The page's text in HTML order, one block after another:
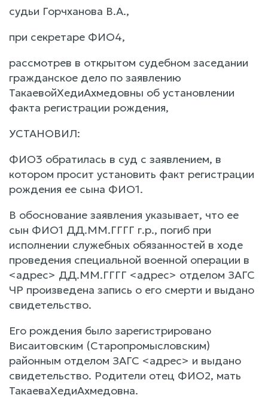
судьи Горчханова В.А.,
при секретаре ФИО4,
рассмотрев в открытом судебном заседании
гражданское дело по заявлению
ТакаевойХедиАхмедовны об установлении
факта регистрации рождения,
УСТАНОВИЛ:
ФИО3 обратилась в суд с заявлением, в
котором просит установить факт регистрации
рождения ее сына ФИО1.
В обоснование заявления указывает, что ее
сын ФИО1 ДД.ММ.ГГГГ г.р., погиб при
исполнении служебных обязанностей в ходе
проведения специальной военной операции в
<адрес> ДД.ММ.ГГГГ <адрес> отделом ЗАГС
ЧР произведена запись о его смерти и выдано
свидетельство.
Его рождения было зарегистрировано
Висаитовским (Старопромысловским)
районным отделом ЗАГС <адрес> и выдано
свидетельство. Родители отец ФИО2, мать
ТакаеваХедиАхмедовна.